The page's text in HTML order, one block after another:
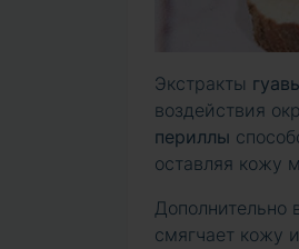
Экстракты
воздействия
периллы
оставляя кожу
Дополнительно
смягчает кожу